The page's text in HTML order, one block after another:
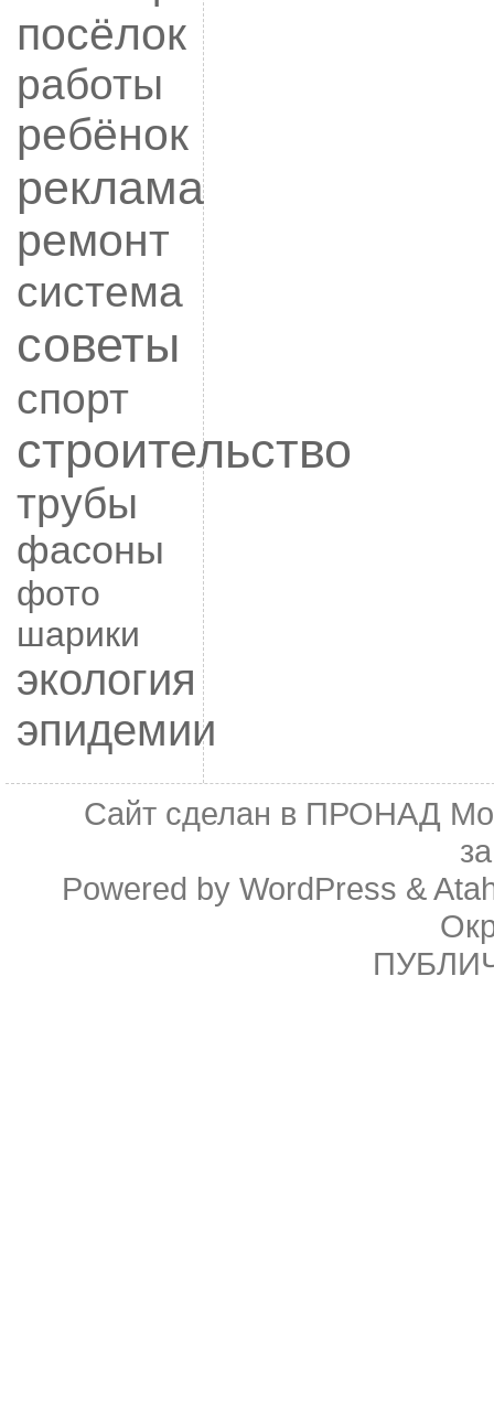
посёлок
работы
ребёнок
реклама
ремонт
система
советы
спорт
строительство
трубы
фасоны
фото
шарики
экология
эпидемии
Сайт сделан в ПРОНАД
Powered by WordPress &